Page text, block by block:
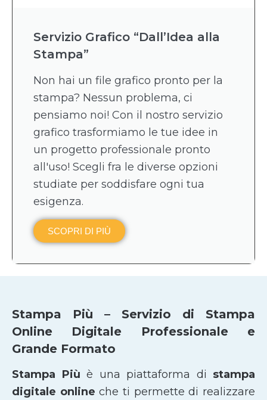
Servizio Grafico “Dall’Idea alla
Stampa”
Non hai un file grafico pronto per la
stampa? Nessun problema, ci
pensiamo noi! Con il nostro servizio
grafico trasformiamo le tue idee in
un progetto professionale pronto
all'uso! Scegli fra le diverse opzioni
studiate per soddisfare ogni tua
esigenza.
SCOPRI DI PIÙ
Stampa Più – Servizio di Stampa
Online Digitale Professionale e
Grande Formato
Stampa Più è una piattaforma di stampa
digitale online che ti permette di realizzare